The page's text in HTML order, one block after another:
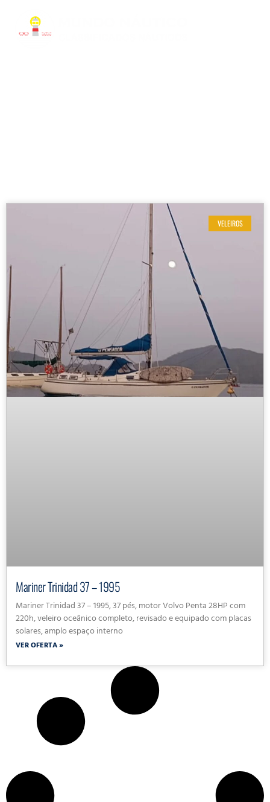
VELEIROS
Mariner Trinidad 37 – 1995
Mariner Trinidad 37 – 1995, 37 pés, motor Volvo Penta 28HP com
220h, veleiro oceânico completo, revisado e equipado com placas
solares, amplo espaço interno
VER OFERTA »